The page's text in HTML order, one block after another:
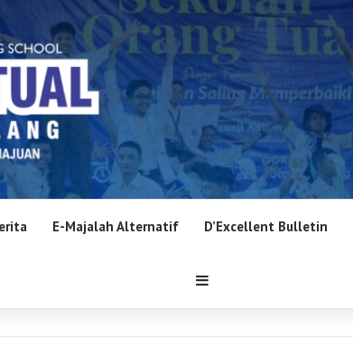
E-Majalah Alternatif D’Excellent Bulletin